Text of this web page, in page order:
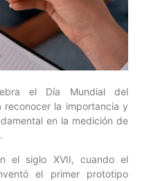
el Día Mundial del
la importancia y
en la medición de
el siglo XVII, cuando el
el primer prototipo